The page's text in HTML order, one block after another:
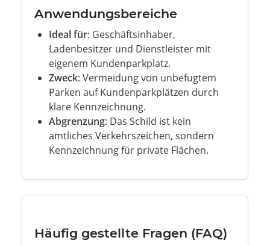
Anwendungsbereiche
Ideal für: Geschäftsinhaber,
Ladenbesitzer und Dienstleister mit
eigenem Kundenparkplatz.
Zweck: Vermeidung von unbefugtem
Parken auf Kundenparkplätzen durch
klare Kennzeichnung.
Abgrenzung: Das Schild ist kein
amtliches Verkehrszeichen, sondern
Kennzeichnung für private Flächen.
Häufig gestellte Fragen (FAQ)